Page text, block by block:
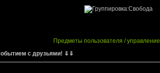
Предметы пользователя / управление
с друзьями! ⇓⇓